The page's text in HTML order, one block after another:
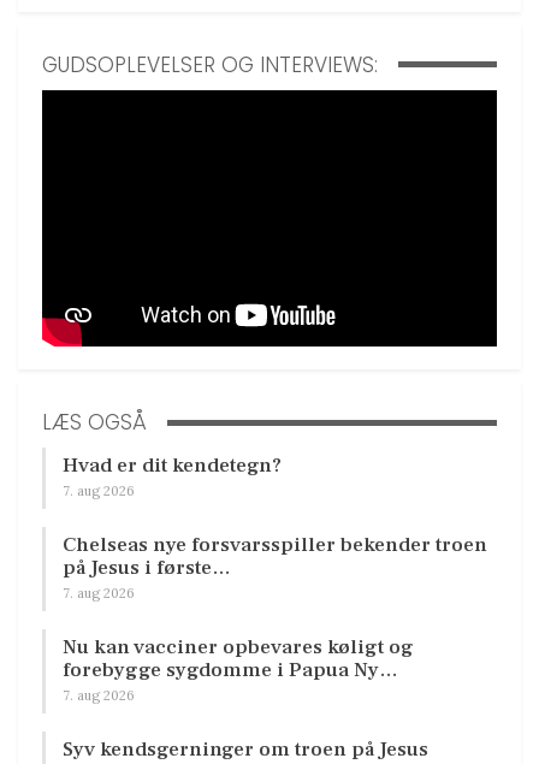
GUDSOPLEVELSER OG INTERVIEWS:
LÆS OGSÅ
Hvad er dit kendetegn?
7. aug 2026
Chelseas nye forsvarsspiller bekender troen
på Jesus i første…
7. aug 2026
Nu kan vacciner opbevares køligt og
forebygge sygdomme i Papua Ny…
7. aug 2026
Syv kendsgerninger om troen på Jesus